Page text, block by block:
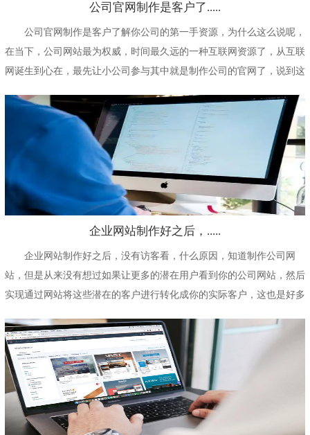
公司官网制作是客户了.....
公司官网制作是客户了解你公司的第一手资源，为什么这么说呢，
在当下，公司网站最为权威，时间最久远的一种互联网资源了，从互联
网诞生到心在，最先让小公司参与其中就是制作公司的官网了，说到这
企业网站制作好之后，.....
企业网站制作好之后，没有访客看，什么原因，知道制作公司网
站，但是从来没有想过如果让更多的潜在用户看到你的公司网站，然后
实现通过网站将这些潜在的客户进行转化成你的实际客户，这也是好多